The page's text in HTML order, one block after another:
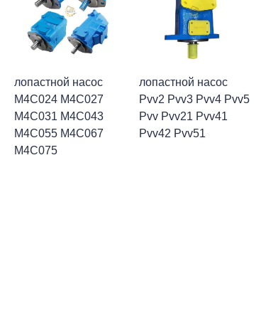
лопастной насос
M4C024 M4C027
M4C031 M4C043
M4C055 M4C067
M4C075
лопастной насос
Pvv2 Pvv3 Pvv4 Pvv5
Pvv Pvv21 Pvv41
Pvv42 Pvv51
RU